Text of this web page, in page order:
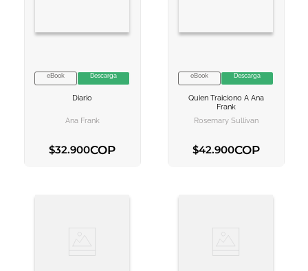
VER INFORMACION
eBook Descarga
Diario
Ana Frank
$32.900COP
VER INFORMACION
AGREGAR AL
eBook Descarga
Quien Traiciono A Ana
Frank
Rosemary Sullivan
$42.900COP